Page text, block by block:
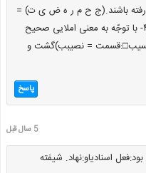
رفته باشند.(ج ح م ر ه ض ی ت) =
حجره- حضرت- ضریح-حرم-محضر۴- با توجّه به معنی املایی صحیح
= نصیبب)گشت و
پاسخ
5 سال قبل
اسنادیاو:نهاد. شیفته